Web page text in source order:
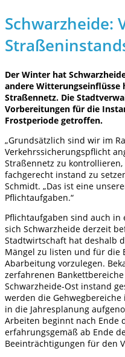
Schwarzheide:
Der Winter hat
andere Witterungseinflüsse
Straßennetz. Die
Vorbereitungen für die
Frostperiode getroffen.
„Grundsätzlich sind wir im
Verkehrssicherungspflicht
Straßennetz zu
fachgerecht instand zu
Schmidt. „Das ist eine
Pflichtaufgaben.“
Pflichtaufgaben sind auch
sich Schwarzheide derzeit
Stadtwirtschaft hat deshalb
Mängel zu listen und für die
Abarbeitung vorzulegen.
zerfahrenen
Schwarzheide-Ost instand
werden die
in die Jahresplanung
Arbeiten beginnt nach Ende
erfahrungsgemäß ab Ende
Beeinträchtigungen für den